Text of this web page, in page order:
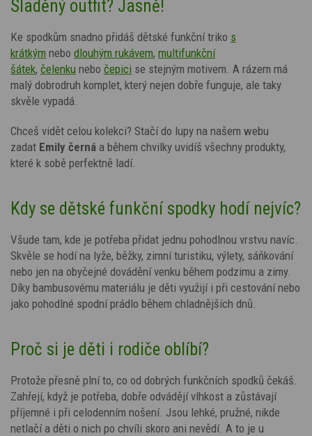
Sladěný outfit? Jasně!
Ke spodkům snadno přidáš dětské funkční triko s
krátkým nebo dlouhým rukávem, multifunkční
šátek, čelenku nebo čepici se stejným motivem. A rázem má
malý dobrodruh komplet, který nejen dobře funguje, ale taky
skvěle vypadá.
Chceš vidět celou kolekci? Stačí do lupy na našem webu
zadat Emily černá a během chvilky uvidíš všechny produkty,
které k sobě perfektně ladí.
Kdy se dětské funkční spodky hodí nejvíc?
Všude tam, kde je potřeba přidat jednu pohodlnou vrstvu navíc.
Skvěle se hodí na lyže, běžky, zimní turistiku, výlety, sáňkování
nebo jen na obyčejné dovádění venku během podzimu a zimy.
Díky bambusovému materiálu je děti využijí i při cestování nebo
jako pohodlné spodní prádlo během chladnějších dnů.
Proč si je děti i rodiče oblíbí?
Protože přesně plní to, co od dobrých funkčních spodků čekáš.
Zahřejí, když je potřeba, dobře odvádějí vlhkost a zůstávají
příjemné i při celodenním nošení. Jsou lehké, pružné, nikde
netlačí a děti o nich po chvíli skoro ani nevědí. A to je u